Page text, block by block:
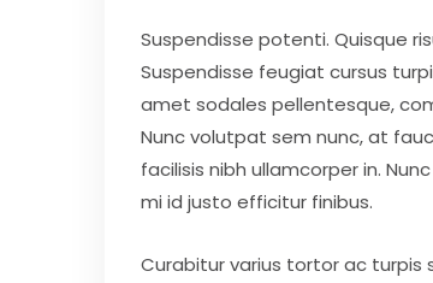
Suspendisse potenti. Quisque
Suspendisse feugiat cursus
amet sodales pellentesque,
Nunc volutpat sem nunc, at
facilisis nibh ullamcorper in.
mi id justo efficitur finibus.
Curabitur varius tortor ac turpis